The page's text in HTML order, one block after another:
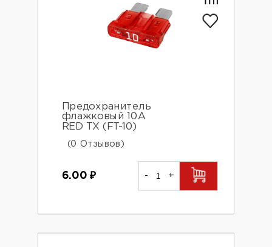
Предохранитель
флажковый 10A
RED TX (FT-10)
(0 Отзывов)
6.00₽ - +